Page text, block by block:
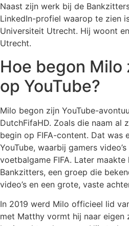
Naast zijn werk bij de
LinkedIn-profiel waarop te zien
Universiteit Utrecht. Hij woont
Utrecht.
Hoe begon Milo
op YouTube?
Milo begon zijn YouTube-
DutchFifaHD. Zoals die naam al
begin op FIFA-content. Dat was
YouTube, waarbij gamers
voetbalgame FIFA. Later
Bankzitters, een groep die
video’s en een grote, vaste
In 2019 werd Milo officieel lid
met Matthy vormt hij naar eigen